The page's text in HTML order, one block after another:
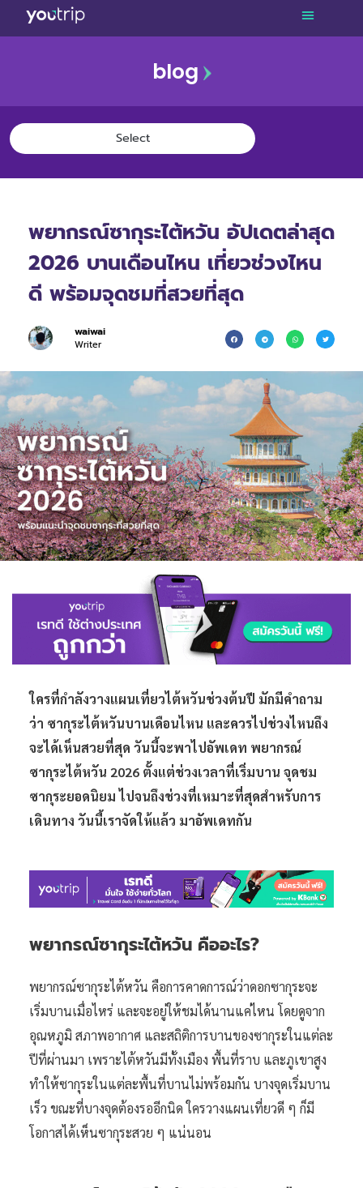
blog
พยากรณ์ซากุระไต้หวัน อัปเดตล่าสุด
2026 บานเดือนไหน เที่ยวช่วงไหน
ดี พร้อมจุดชมที่สวยที่สุด
waiwai
Writer
ใครที่กำลังวางแผนเที่ยวไต้หวันช่วงต้นปี มักมีคำถาม
ว่า ซากุระไต้หวันบานเดือนไหน และควรไปช่วงไหนถึง
จะได้เห็นสวยที่สุด วันนี้จะพาไปอัพเดท พยากรณ์
ซากุระไต้หวัน 2026 ตั้งแต่ช่วงเวลาที่เริ่มบาน จุดชม
ซากุระยอดนิยม ไปจนถึงช่วงที่เหมาะที่สุดสำหรับการ
เดินทาง วันนี้เราจัดให้แล้ว มาอัพเดทกัน
พยากรณ์ซากุระไต้หวัน คืออะไร?
พยากรณ์ซากุระไต้หวัน คือการคาดการณ์ว่าดอกซากุระจะ
เริ่มบานเมื่อไหร่ และจะอยู่ให้ชมได้นานแค่ไหน โดยดูจาก
อุณหภูมิ สภาพอากาศ และสถิติการบานของซากุระในแต่ละ
ปีที่ผ่านมา เพราะไต้หวันมีทั้งเมือง พื้นที่ราบ และภูเขาสูง
ทำให้ซากุระในแต่ละพื้นที่บานไม่พร้อมกัน บางจุดเริ่มบาน
เร็ว ขณะที่บางจุดต้องรออีกนิด ใครวางแผนเที่ยวดี ๆ ก็มี
โอกาสได้เห็นซากุระสวย ๆ แน่นอน